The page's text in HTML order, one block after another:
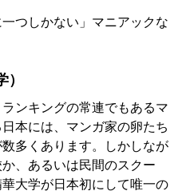
つしかない」マニアックな
ンキングの常連でもあるマ
本には、マンガ家の卵たち
多くあります。しかしなが
、あるいは民間のスクー
大学が日本初にして唯一の